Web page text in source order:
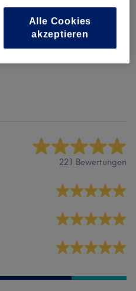
ab 95 €
ab 75,65 €
221 Bewertungen
Alle Cookies
akzeptieren